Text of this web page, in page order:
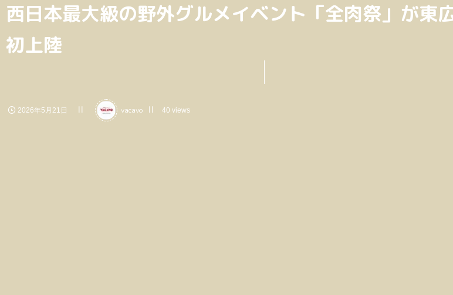
西日本最大級の野外グルメイベント「全肉祭」が東
初上陸
2026年5月21日 vacavo 40 views